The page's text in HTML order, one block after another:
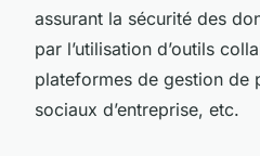
assurant la sécurité des
par l’utilisation d’outils
plateformes de gestion de
sociaux d’entreprise, etc.